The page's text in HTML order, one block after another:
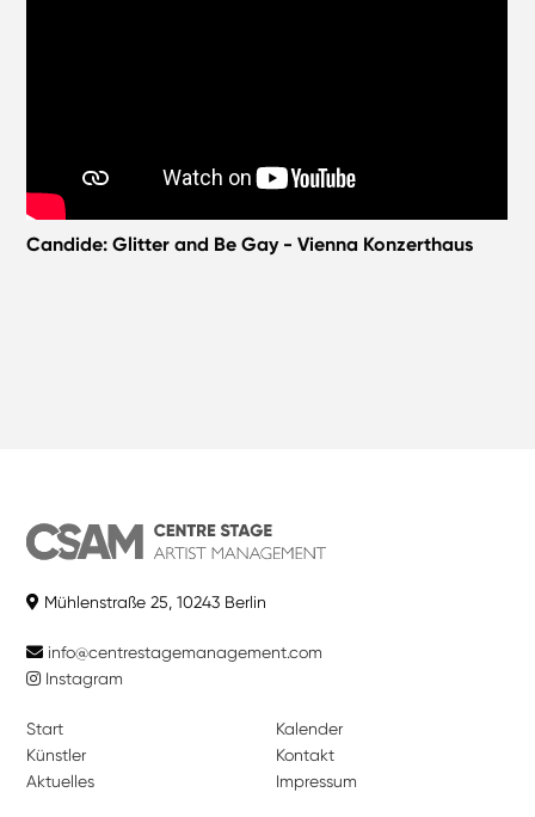
Candide: Glitter and Be Gay - Vienna Konzerthaus
Mühlenstraße 25, 10243 Berlin
info@centrestagemanagement.com
Instagram
Start
Künstler
Aktuelles
Kalender
Kontakt
Impressum